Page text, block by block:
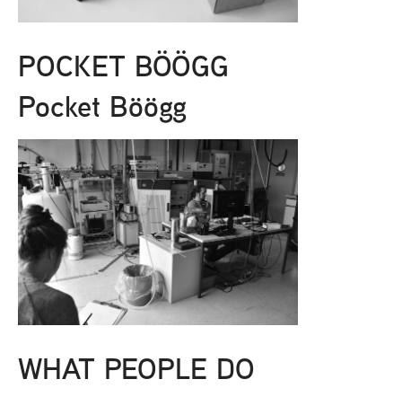
POCKET BÖÖGG
Pocket Böögg
WHAT PEOPLE DO